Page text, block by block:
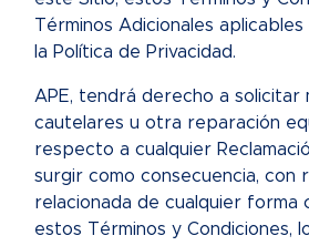
Términos Adicionales
la Política de Privacidad.
APE, tendrá derecho a solicitar
cautelares u otra reparación
respecto a cualquier
surgir como consecuencia, con
relacionada de cualquier forma
estos Términos y Condiciones,